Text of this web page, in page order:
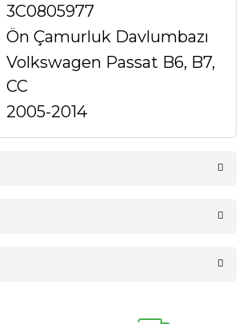
3C0805977
Ön Çamurluk Davlumbazı
Volkswagen Passat B6, B7,
CC
2005-2014